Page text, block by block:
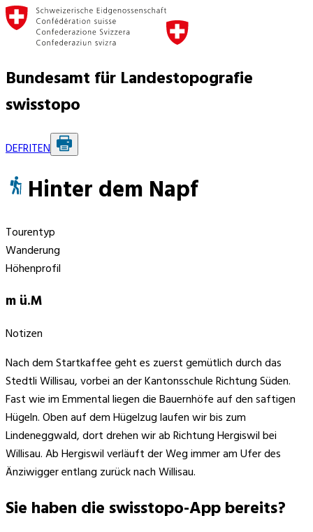
Bundesamt für Landestopografie
swisstopo
DEFRITEN
Hinter dem Napf
Tourentyp
Wanderung
Höhenprofil
m ü.M
Notizen
Nach dem Startkaffee geht es zuerst gemütlich durch das
Stedtli Willisau, vorbei an der Kantonsschule Richtung Süden.
Fast wie im Emmental liegen die Bauernhöfe auf den saftigen
Hügeln. Oben auf dem Hügelzug laufen wir bis zum
Lindeneggwald, dort drehen wir ab Richtung Hergiswil bei
Willisau. Ab Hergiswil verläuft der Weg immer am Ufer des
Änziwigger entlang zurück nach Willisau.
Sie haben die swisstopo-App bereits?